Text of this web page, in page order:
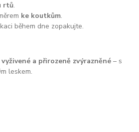
rtů.
ke koutkům.
během dne zopakujte.
a přirozeně zvýrazněné – s
leskem.